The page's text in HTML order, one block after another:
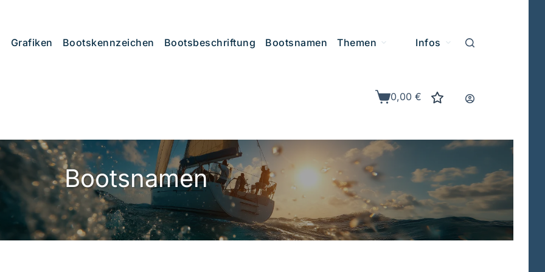
Grafiken Bootskennzeichen Bootsbeschriftung Bootsnamen Themen Infos
Warenkorb
0,00€
Bootsnamen